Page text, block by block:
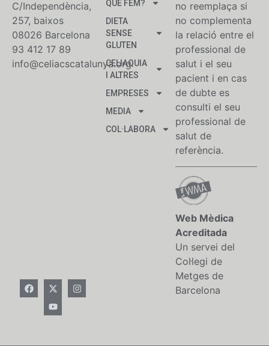
C/Independència,
257, baixos
08026 Barcelona
93 412 17 89
info@celiacscatalunya.org
QUÉ FEM?
DIETA
SENSE
GLUTEN
CELIAQUIA
I ALTRES
EMPRESES
MEDIA
COL·LABORA
no reemplaça si
no complementa
la relació entre el
professional de
salut i el seu
pacient i en cas
de dubte es
consulti el seu
professional de
salut de
referència.
Web Mèdica
Acreditada
Un servei del
Col·legi de
Metges de
Barcelona